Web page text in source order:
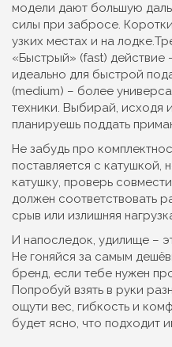
модели дают большую
силы при забросе.
узких местах и на
«Быстрый» (fast) действие
идеально для быстрой
(medium) – более
техники. Выбирай, исходя
планируешь поддать
Не забудь про
поставляется с катушкой,
катушку, проверь
должен соответствовать
срыв или излишняя
И напоследок, удилище –
Не гоняйся за самым
бренд, если тебе нужен
Попробуй взять в руки
ощути вес, гибкость и
будет ясно, что подходит